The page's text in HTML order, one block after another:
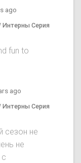
ago
Интерны Серия
fun to
ago
Интерны Серия
сезон не
не